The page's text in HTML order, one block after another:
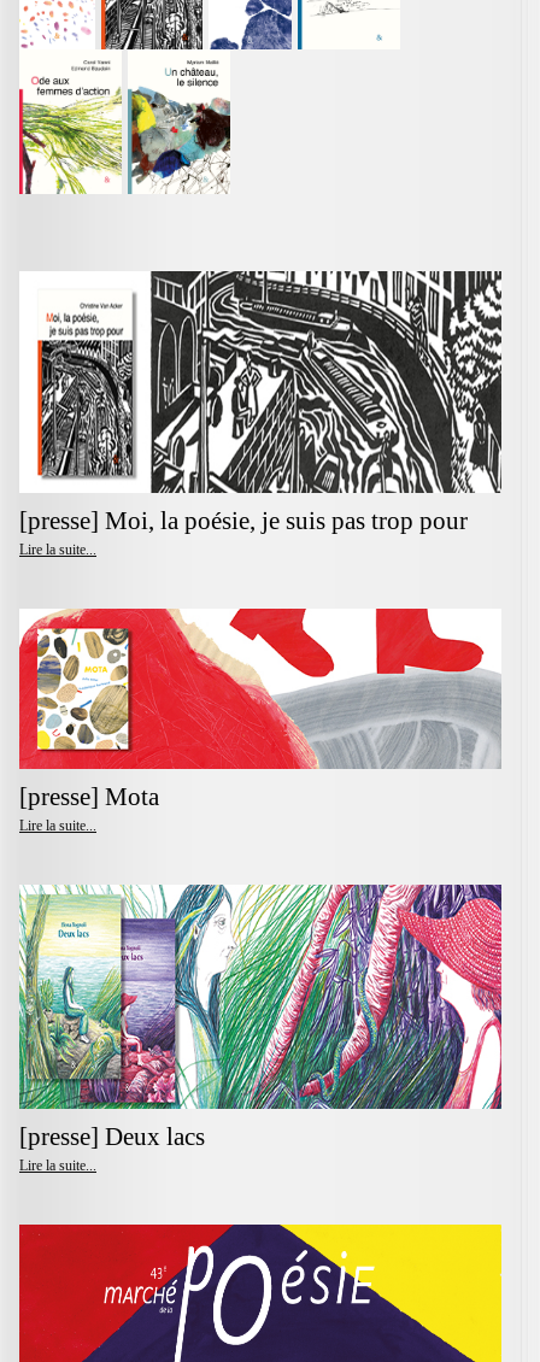
[presse] Moi, la poésie, je suis pas trop pour
Lire la suite...
[presse] Mota
Lire la suite...
[presse] Deux lacs
Lire la suite...